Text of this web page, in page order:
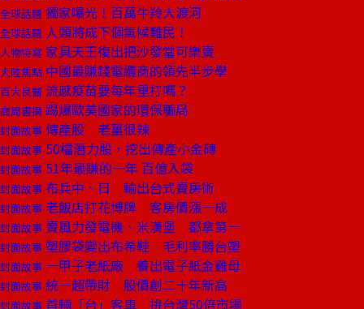
全球話題 獨家曝光！百萬牛羚大渡河
全球話題 人類將成下個氣候難民！
人物特寫 家具天王復出把沙發當可樂賣
大陸焦點 中國最賺錢電纜商的領先半步學
百大良醫 流感疫苗要每年重打嗎？
商周書摘 踢爆歐美國家的環保騙局
封面故事 傳產股 老薑很辣
封面故事 50檔潛力股，挖出傳產小金磚
封面故事 51年最賺的一年 百億入袋
封面故事 布兵中、日 輸出台式賣房術
封面故事 老飯店打花博牌 客房價漲一成
封面故事 賣風力發電機、米漢堡 都拿第一
封面故事 塑膠袋變出布希鞋 毛利率勝台塑
封面故事 一甲子老紙廠 養出電子紙金雞母
封面故事 統一超帶財 股價創二十年新高
封面故事 首輛「台」客車 拚台灣50倍市場